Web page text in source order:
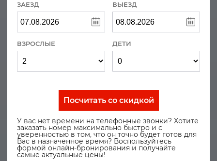
ЗАЕЗД ВЫЕЗД
ВЗРОСЛЫЕ ДЕТИ
Посчитать со скидкой
У вас нет времени на телефонные звонки? Хотите
заказать номер максимально быстро и с
уверенностью в том, что он точно будет готов для
Вас в назначенное время? Воспользуйтесь
формой онлайн-бронирования и получайте
самые актуальные цены!